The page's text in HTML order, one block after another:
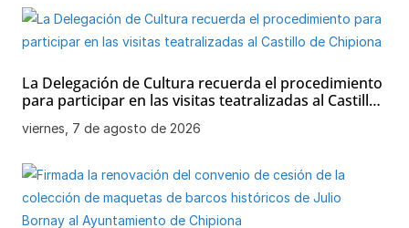
La Delegación de Cultura recuerda el procedimiento
para participar en las visitas teatralizadas al Castillo
de Chipiona
viernes, 7 de agosto de 2026